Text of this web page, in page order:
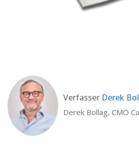
Verfasser Derek
Derek Bollag, CMO